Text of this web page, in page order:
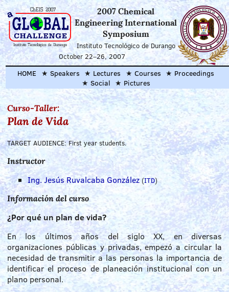
2007 Chemical
Engineering International
Symposium
Instituto Tecnológico de Durango
October 22–26, 2007
HOME Speakers Lectures Courses
Proceedings
Social
Pictures
Curso-Taller:
Plan de Vida
TARGET AUDIENCE: First year students.
Instructor
Ing. Jesús Ruvalcaba González (ITD)
Información del curso
¿Por qué un plan de vida?
En los últimos años del siglo XX, en diversas
organizaciones públicas y privadas, empezó a circular la
necesidad de transmitir a las personas la importancia de
identificar el proceso de planeación institucional con un
plano personal.